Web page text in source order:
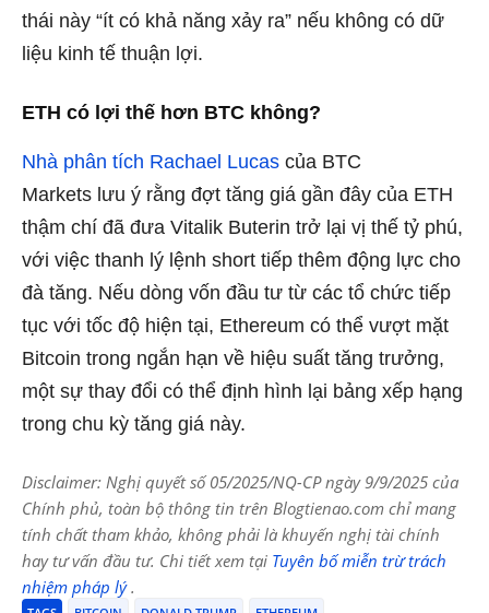
thái này “ít có khả năng xảy ra” nếu không có dữ
liệu kinh tế thuận lợi.
ETH có lợi thế hơn BTC không?
Nhà phân tích Rachael Lucas của BTC
Markets lưu ý rằng đợt tăng giá gần đây của ETH
thậm chí đã đưa Vitalik Buterin trở lại vị thế tỷ phú,
với việc thanh lý lệnh short tiếp thêm động lực cho
đà tăng. Nếu dòng vốn đầu tư từ các tổ chức tiếp
tục với tốc độ hiện tại, Ethereum có thể vượt mặt
Bitcoin trong ngắn hạn về hiệu suất tăng trưởng,
một sự thay đổi có thể định hình lại bảng xếp hạng
trong chu kỳ tăng giá này.
Disclaimer: Nghị quyết số 05/2025/NQ-CP ngày 9/9/2025 của
Chính phủ, toàn bộ thông tin trên Blogtienao.com chỉ mang
tính chất tham khảo, không phải là khuyến nghị tài chính
hay tư vấn đầu tư. Chi tiết xem tại Tuyên bố miễn trừ trách
nhiệm pháp lý.